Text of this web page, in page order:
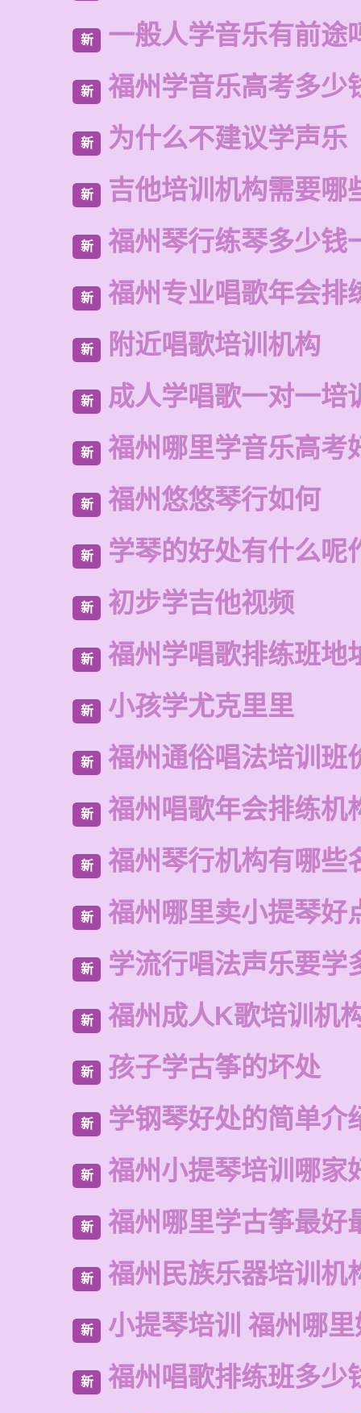
新 一般人学音乐有前途
新 福州学音乐高考多少
新 为什么不建议学声乐
新 吉他培训机构需要哪
新 福州琴行练琴多少钱
新 福州专业唱歌年会排
新 附近唱歌培训机构
新 成人学唱歌一对一培
新 福州哪里学音乐高考
新 福州悠悠琴行如何
新 学琴的好处有什么呢
新 初步学吉他视频
新 福州学唱歌排练班地
新 小孩学尤克里里
新 福州通俗唱法培训班
新 福州唱歌年会排练机
新 福州琴行机构有哪些
新 福州哪里卖小提琴好
新 学流行唱法声乐要学
新 福州成人K歌培训机
新 孩子学古筝的坏处
新 学钢琴好处的简单介
新 福州小提琴培训哪家
新 福州哪里学古筝最好
新 福州民族乐器培训机
新 小提琴培训 福州哪
新 福州唱歌排练班多少